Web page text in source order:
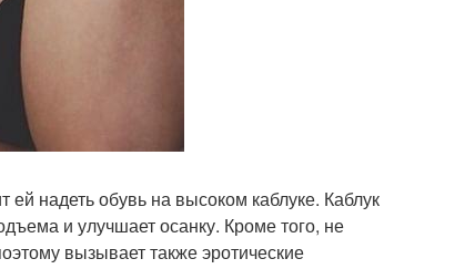
надеть обувь на высоком каблуке. Каблук
и улучшает осанку. Кроме того, не
вызывает также эротические